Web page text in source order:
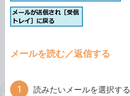
メールを読む／返信する
読みたいメールを選択する